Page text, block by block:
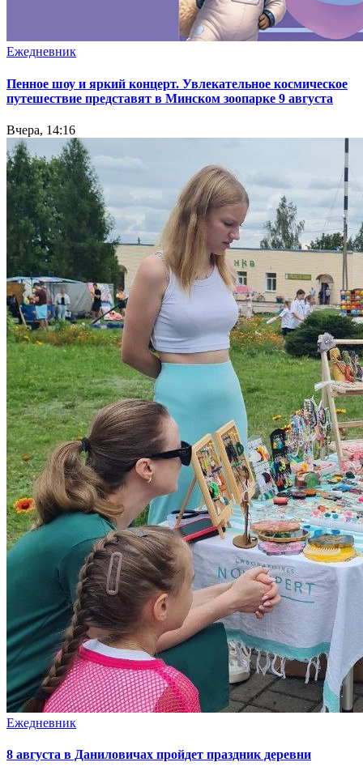
Ежедневник
Пенное шоу и яркий концерт. Увлекательное космическое
путешествие представят в Минском зоопарке 9 августа
Вчера, 14:16
Ежедневник
8 августа в Даниловичах пройдет праздник деревни